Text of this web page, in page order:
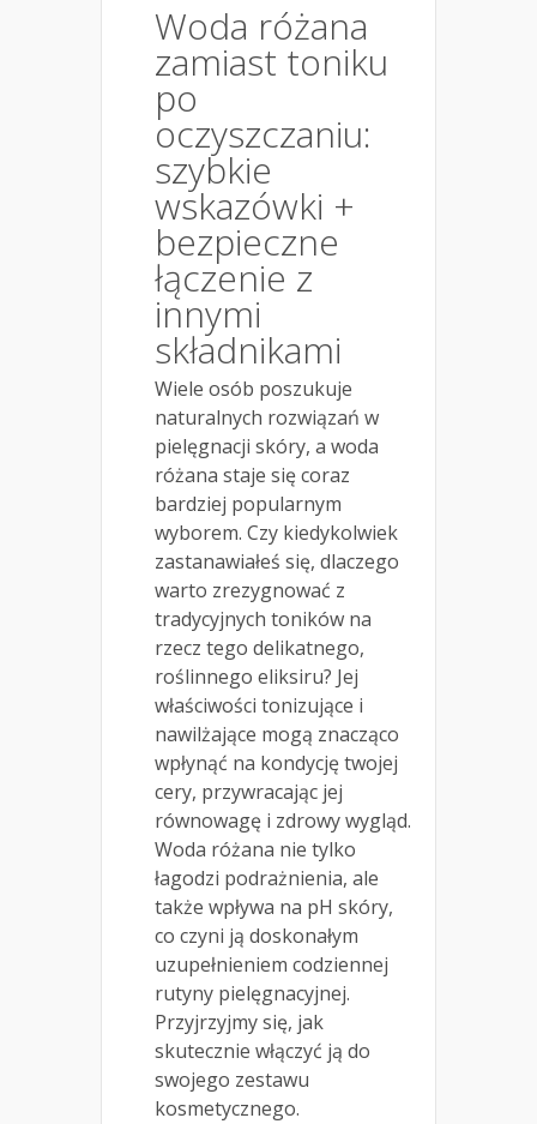
Woda różana
zamiast toniku
po
oczyszczaniu:
szybkie
wskazówki +
bezpieczne
łączenie z
innymi
składnikami
Wiele osób poszukuje
naturalnych rozwiązań w
pielęgnacji skóry, a woda
różana staje się coraz
bardziej popularnym
wyborem. Czy kiedykolwiek
zastanawiałeś się, dlaczego
warto zrezygnować z
tradycyjnych toników na
rzecz tego delikatnego,
roślinnego eliksiru? Jej
właściwości tonizujące i
nawilżające mogą znacząco
wpłynąć na kondycję twojej
cery, przywracając jej
równowagę i zdrowy wygląd.
Woda różana nie tylko
łagodzi podrażnienia, ale
także wpływa na pH skóry,
co czyni ją doskonałym
uzupełnieniem codziennej
rutyny pielęgnacyjnej.
Przyjrzyjmy się, jak
skutecznie włączyć ją do
swojego zestawu
kosmetycznego.